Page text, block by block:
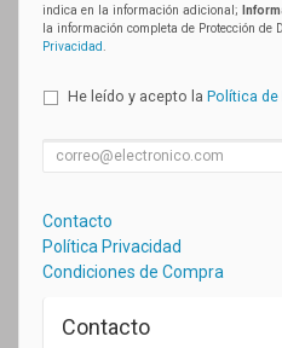
indica en la información adicional;
la información completa de Protección de
Privacidad
He leído y acepto la Política de
Contacto
Política Privacidad
Condiciones de Compra
Contacto